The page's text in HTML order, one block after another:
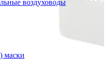
воздуховоды
маски